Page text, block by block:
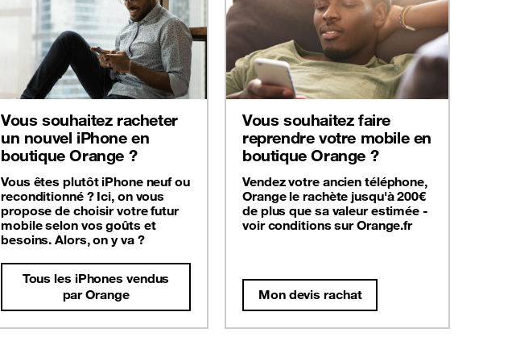
Vous souhaitez racheter
un nouvel iPhone en
boutique Orange ?
Vous êtes plutôt iPhone neuf ou
reconditionné ? Ici, on vous
propose de choisir votre futur
mobile selon vos goûts et
besoins. Alors, on y va ?
Tous les iPhones vendus
par Orange
Vous souhaitez faire
reprendre votre mobile en
boutique Orange ?
Vendez votre ancien téléphone,
Orange le rachète jusqu'à 200€
de plus que sa valeur estimée -
voir conditions sur Orange.fr
Mon devis rachat